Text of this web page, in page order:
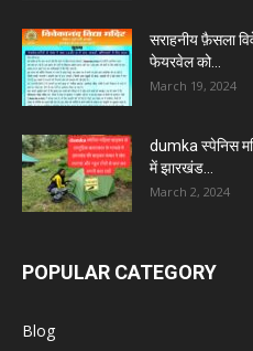
सराहनीय फ़ैसला
फेयरवेल को...
March 19, 2024
dumka स्पेनिस
में झारखंड...
March 2, 2024
POPULAR CATEGORY
Blog